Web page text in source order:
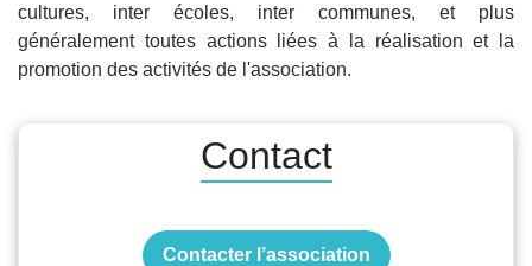
cultures, inter écoles, inter communes, et plus
généralement toutes actions liées à la réalisation et la
promotion des activités de l'association.
Contact
Contacter l’association